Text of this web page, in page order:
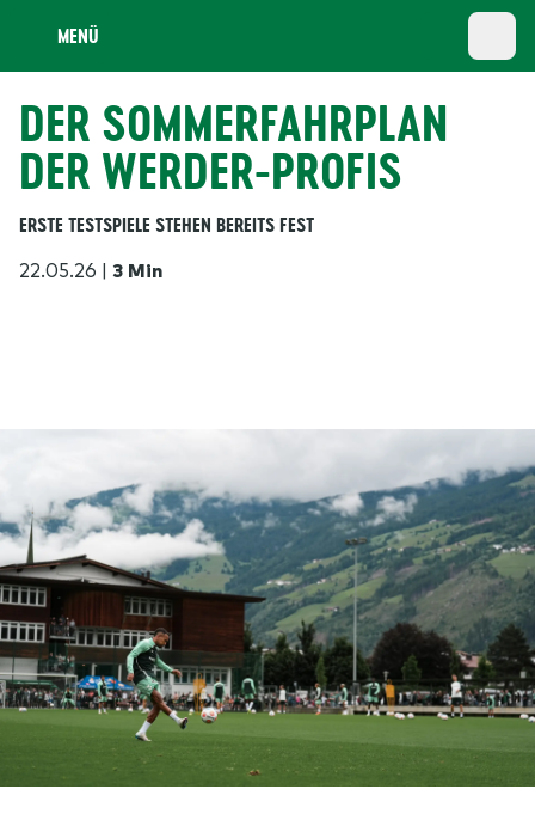
MENÜ
DER SOMMERFAHRPLAN
DER WERDER-PROFIS
ERSTE TESTSPIELE STEHEN BEREITS FEST
22.05.26 | 3 Min